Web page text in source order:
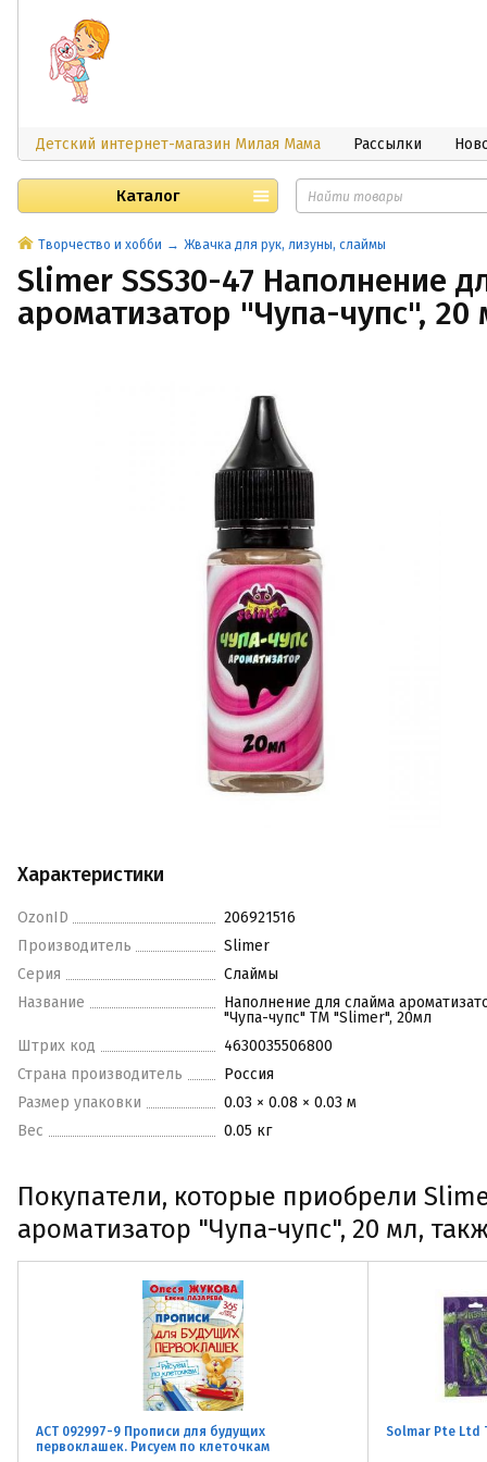
Детский интернет-магазин Милая Мама Рассылки
Каталог
Творчество и хобби Жвачка для рук, лизуны, слаймы
Slimer SSS30-47 Наполнение
ароматизатор "Чупа-чупс", 20
Характеристики
OzonID
206921516
Производитель
Slimer
Серия
Слаймы
Название
Наполнение для слайма
"Чупа-чупс" ТМ "Slimer", 20мл
Штрих код
4630035506800
Страна производитель
Россия
Размер упаковки
0.03 × 0.08 × 0.03 м
Вес
0.05 кг
Покупатели, которые приобрели
ароматизатор "Чупа-чупс", 20 мл,
АСТ 092997-9 Прописи для будущих
первоклашек. Рисуем по клеточкам
Solmar Pte Ltd